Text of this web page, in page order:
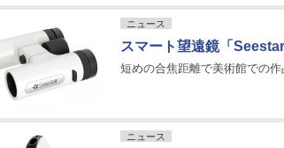
ニュース
スマート望遠鏡「
短めの合焦距離で美術館での作
ニュース